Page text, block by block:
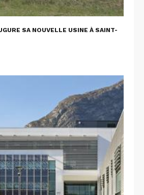
SA NOUVELLE USINE À SAINT-